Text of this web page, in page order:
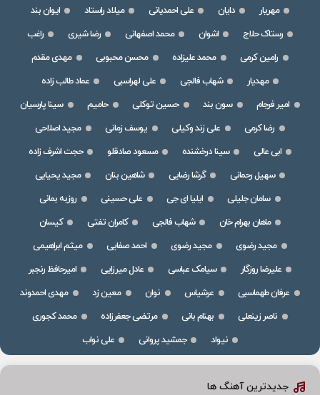
مهریار
دایان علی احمدیانی میلاد راستاد
ایوان بند
رستاک حلاج
اشوان محمد اصفهانی رضا شیری
راغب
رامین کرمی
محمد علیزاده محسن محبوبی
مهدی مقدم
مهدیار
شهاب فالجی علی لهراسبی
عماد طالب زاده
امیر فرجام
سون بند حسین توکلی حامیم
سینا پارسیان
رضا کرمی
علی زند وکیلی یوسف زمانی
مجید اصلاحی
ابی عالی
سینا درخشنده مسعود صادقلو
حجت اشرف زاده
سهیل رحمانی
گرشا رضایی شاهین بنان
مجید یحیایی
سامان جلیلی
ایلیا ای جی علی حسینی
روزبه بمانی
ماهان بهرام خان
شهاب فالجی کامران تفتی
کیسان
مجید رضوی
مجید رضوی احمد صفایی
میثم ابراهیمی
علیرضا روزگار
سیامک عباسی عادل میرزایی
امیرحافظ رنجبر
عرفان طهماسبی
عرشیاس نوان معین زد
مهدی احمدوند
ناصر زینعلی
بهنام بانی مرتضی جعفرزاده
محمد کجوری
نیواد
جمشید پروانی علی نواب
جدیدترین آهنگ ها